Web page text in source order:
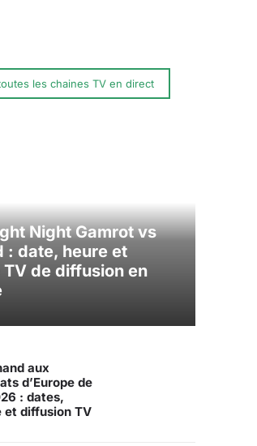
les chaines TV en direct
Night Gamrot vs
: date, heure et
TV de diffusion en
aux
d’Europe de
: dates,
et diffusion TV